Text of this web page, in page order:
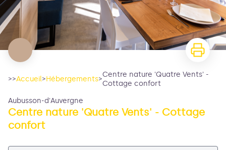
>>Accueil>Hébergements>
Centre nature 'Quatre Vents' -
Cottage confort
Aubusson-d'Auvergne
Centre nature 'Quatre Vents' - Cottage
confort